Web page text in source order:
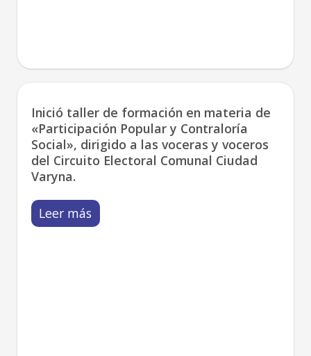
Inició taller de formación en materia de
«Participación Popular y Contraloría
Social», dirigido a las voceras y voceros
del Circuito Electoral Comunal Ciudad
Varyna.
Leer más